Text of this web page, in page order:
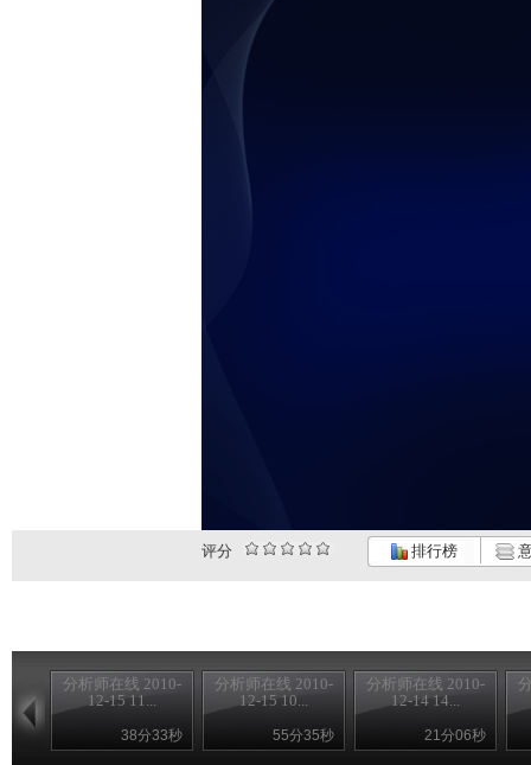
评分 排行榜
分析师在线 2010-
12-15 11...
38分33秒
分析师在线 2010-
12-15 10...
55分35秒
分析师在线 2010-
12-14 14...
21分06秒